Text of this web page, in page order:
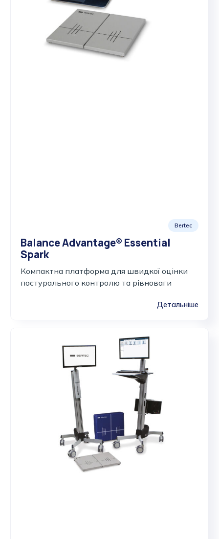
Bertec
Balance Advantage® Essential
Spark
Компактна платформа для швидкої оцінки
постурального контролю та рівноваги
Детальніше